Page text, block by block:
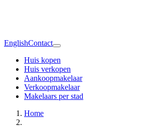
EnglishContact
Huis kopen
Huis verkopen
Aankoopmakelaar
Verkoopmakelaar
Makelaars per stad
Home